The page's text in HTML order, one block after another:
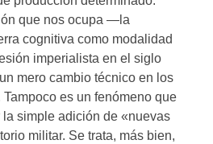
que nos ocupa —la
cognitiva como modalidad
imperialista en el siglo
mero cambio técnico en los
es un fenómeno que
simple adición de «nuevas
militar. Se trata, más bien,